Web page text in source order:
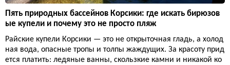
Пять природных бассейнов Корсики: где искать бирюзов
ые купели и почему это не просто пляж
Райские купели Корсики — это не открыточная гладь, а холод
ная вода, опасные тропы и толпы жаждущих. За красоту прид
ется платить: ледяные ванны, скользкие камни и никакой ко